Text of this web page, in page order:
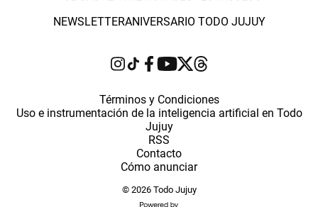
NEWSLETTERANIVERSARIO TODO JUJUY
Términos y Condiciones
Uso e instrumentación de la inteligencia artificial en Todo
Jujuy
RSS
Contacto
Cómo anunciar
© 2026 Todo Jujuy